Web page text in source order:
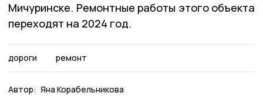
Мичуринске. Ремонтные работы этого объекта
переходят на 2024 год.
дороги ремонт
Автор: Яна Корабельникова